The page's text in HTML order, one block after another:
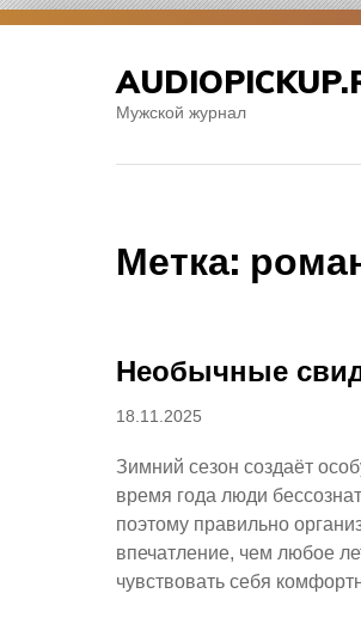
Перейти
содержимому
Мужской журнал
Метка:
Необычные
Опубликовано
18.11.2025
Зимний сезон создаёт
время года люди
поэтому правильно
впечатление, чем любое
чувствовать себя